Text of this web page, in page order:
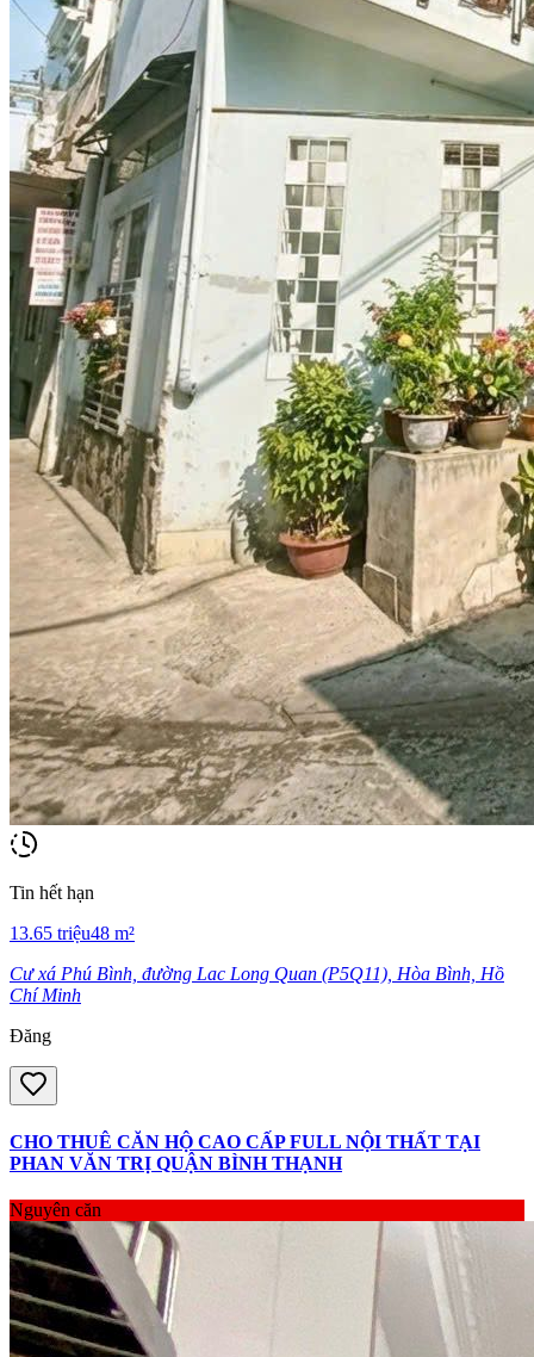
Tin hết hạn
13.65 triệu48 m²
Cư xá Phú Bình, đường Lac Long Quan (P5Q11), Hòa Bình, Hồ
Chí Minh
Đăng
CHO THUÊ CĂN HỘ CAO CẤP FULL NỘI THẤT TẠI
PHAN VĂN TRỊ QUẬN BÌNH THẠNH
Nguyên căn